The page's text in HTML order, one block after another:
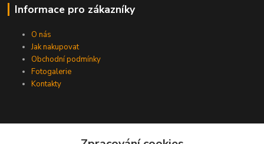
Informace pro zákazníky
O nás
Jak nakupovat
Obchodní podmínky
Fotogalerie
Kontakty